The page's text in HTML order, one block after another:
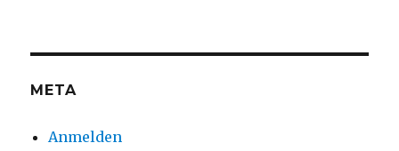
META
Anmelden